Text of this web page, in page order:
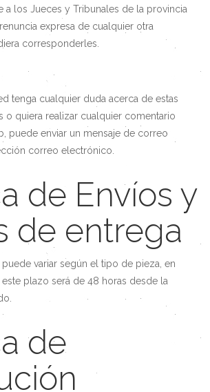
a los Jueces y Tribunales de la provincia
expresa de cualquier otra
corresponderles.
tenga cualquier duda acerca de estas
o quiera realizar cualquier comentario
puede enviar un mensaje de correo
correo electrónico.
de Envíos y
de entrega
variar según el tipo de pieza, en
plazo será de 48 horas desde la
de